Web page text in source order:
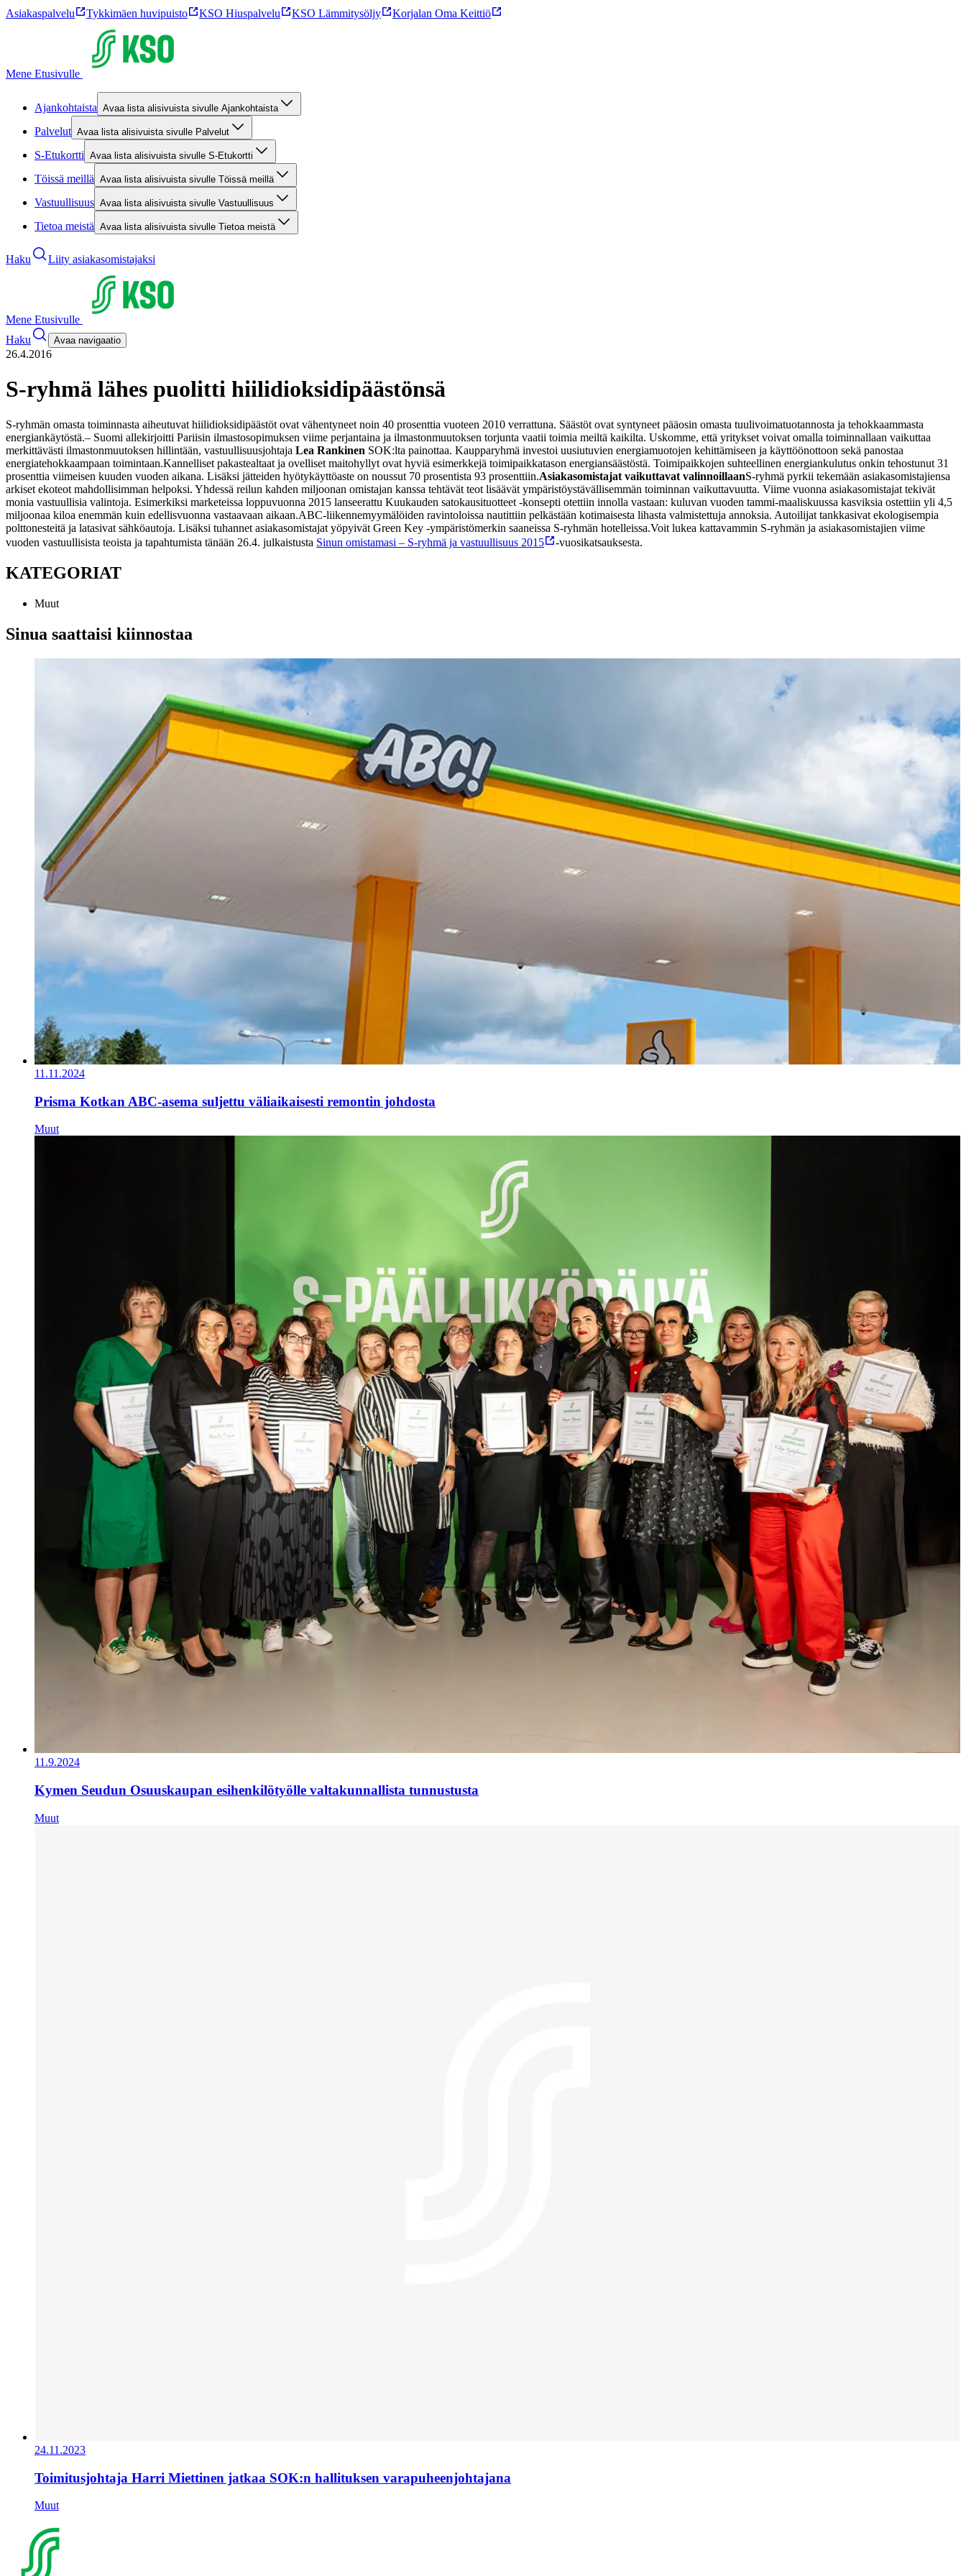
Asiakaspalvelu Tykkimäen huvipuisto KSO Hiuspalvelu KSO Lämmitysöljy Korjalan Oma Keittiö
Mene Etusivulle
Ajankohtaista Avaa lista alisivuista sivulle Ajankohtaista
Palvelut Avaa lista alisivuista sivulle Palvelut
S-Etukortti Avaa lista alisivuista sivulle S-Etukortti
Töissä meillä Avaa lista alisivuista sivulle Töissä meillä
Vastuullisuus Avaa lista alisivuista sivulle Vastuullisuus
Tietoa meistä Avaa lista alisivuista sivulle Tietoa meistä
Haku Liity asiakasomistajaksi
Mene Etusivulle
Haku
Avaa navigaatio
26.4.2016
S-ryhmä lähes puolitti hiilidioksidipäästönsä
S-ryhmän omasta toiminnasta aiheutuvat hiilidioksidipäästöt ovat vähentyneet noin 40 prosenttia vuoteen 2010 verrattuna. Säästöt ovat syntyneet pääosin omasta tuulivoimatuotannosta ja tehokkaammasta
energiankäytöstä.– Suomi allekirjoitti Pariisin ilmastosopimuksen viime perjantaina ja ilmastonmuutoksen torjunta vaatii toimia meiltä kaikilta. Uskomme, että yritykset voivat omalla toiminnallaan vaikuttaa
merkittävästi ilmastonmuutoksen hillintään, vastuullisuusjohtaja Lea Rankinen SOK:lta painottaa. Kaupparyhmä investoi uusiutuvien energiamuotojen kehittämiseen ja käyttöönottoon sekä panostaa
energiatehokkaampaan toimintaan.Kannelliset pakastealtaat ja ovelliset maitohyllyt ovat hyviä esimerkkejä toimipaikkatason energiansäästöstä. Toimipaikkojen suhteellinen energiankulutus onkin tehostunut 31
prosenttia viimeisen kuuden vuoden aikana. Lisäksi jätteiden hyötykäyttöaste on noussut 70 prosentista 93 prosenttiin.Asiakasomistajat vaikuttavat valinnoillaanS-ryhmä pyrkii tekemään asiakasomistajiensa
arkiset ekoteot mahdollisimman helpoksi. Yhdessä reilun kahden miljoonan omistajan kanssa tehtävät teot lisäävät ympäristöystävällisemmän toiminnan vaikuttavuutta. Viime vuonna asiakasomistajat tekivät
monia vastuullisia valintoja. Esimerkiksi marketeissa loppuvuonna 2015 lanseerattu Kuukauden satokausituotteet -konsepti otettiin innolla vastaan: kuluvan vuoden tammi-maaliskuussa kasviksia ostettiin yli 4,5
miljoonaa kiloa enemmän kuin edellisvuonna vastaavaan aikaan.ABC-liikennemyymälöiden ravintoloissa nautittiin pelkästään kotimaisesta lihasta valmistettuja annoksia. Autoilijat tankkasivat ekologisempia
polttonesteitä ja latasivat sähköautoja. Lisäksi tuhannet asiakasomistajat yöpyivät Green Key -ympäristömerkin saaneissa S-ryhmän hotelleissa.Voit lukea kattavammin S-ryhmän ja asiakasomistajien viime
vuoden vastuullisista teoista ja tapahtumista tänään 26.4. julkaistusta Sinun omistamasi – S-ryhmä ja vastuullisuus 2015 -vuosikatsauksesta.
KATEGORIAT
Muut
Sinua saattaisi kiinnostaa
11.11.2024
Prisma Kotkan ABC-asema suljettu väliaikaisesti remontin johdosta
Muut
11.9.2024
Kymen Seudun Osuuskaupan esihenkilötyölle valtakunnallista tunnustusta
Muut
24.11.2023
Toimitusjohtaja Harri Miettinen jatkaa SOK:n hallituksen varapuheenjohtajana
Muut